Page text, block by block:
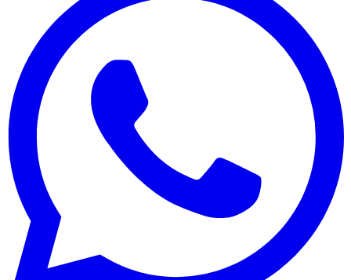
Goiás